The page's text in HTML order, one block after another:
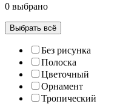
0 выбрано
Выбрать всё
Без рисунка
Полоска
Цветочный
Орнамент
Тропический